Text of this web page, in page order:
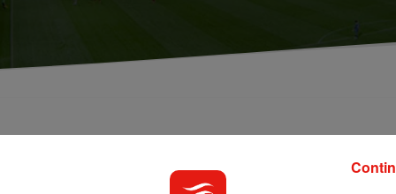
(72) ouvre ses portes pour notre plus grand